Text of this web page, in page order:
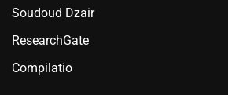
Soudoud Dzair
ResearchGate
Compilatio